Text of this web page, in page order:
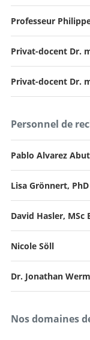
Directeur et
Chef de service,
base du crâne
Aller au profil
Professeur
Médecin-chef
Privat-docent Dr.
Chef de clinique
Privat-docent Dr.
Personnel de
Pablo Alvarez
Lisa Grönnert, PhD
David Hasler, MSc
Nicole Söll
Dr. Jonathan
Nos domaines